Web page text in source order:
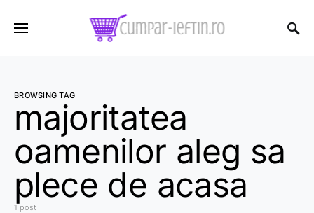
BROWSING TAG
majoritatea
oamenilor aleg sa
plece de acasa
1 post